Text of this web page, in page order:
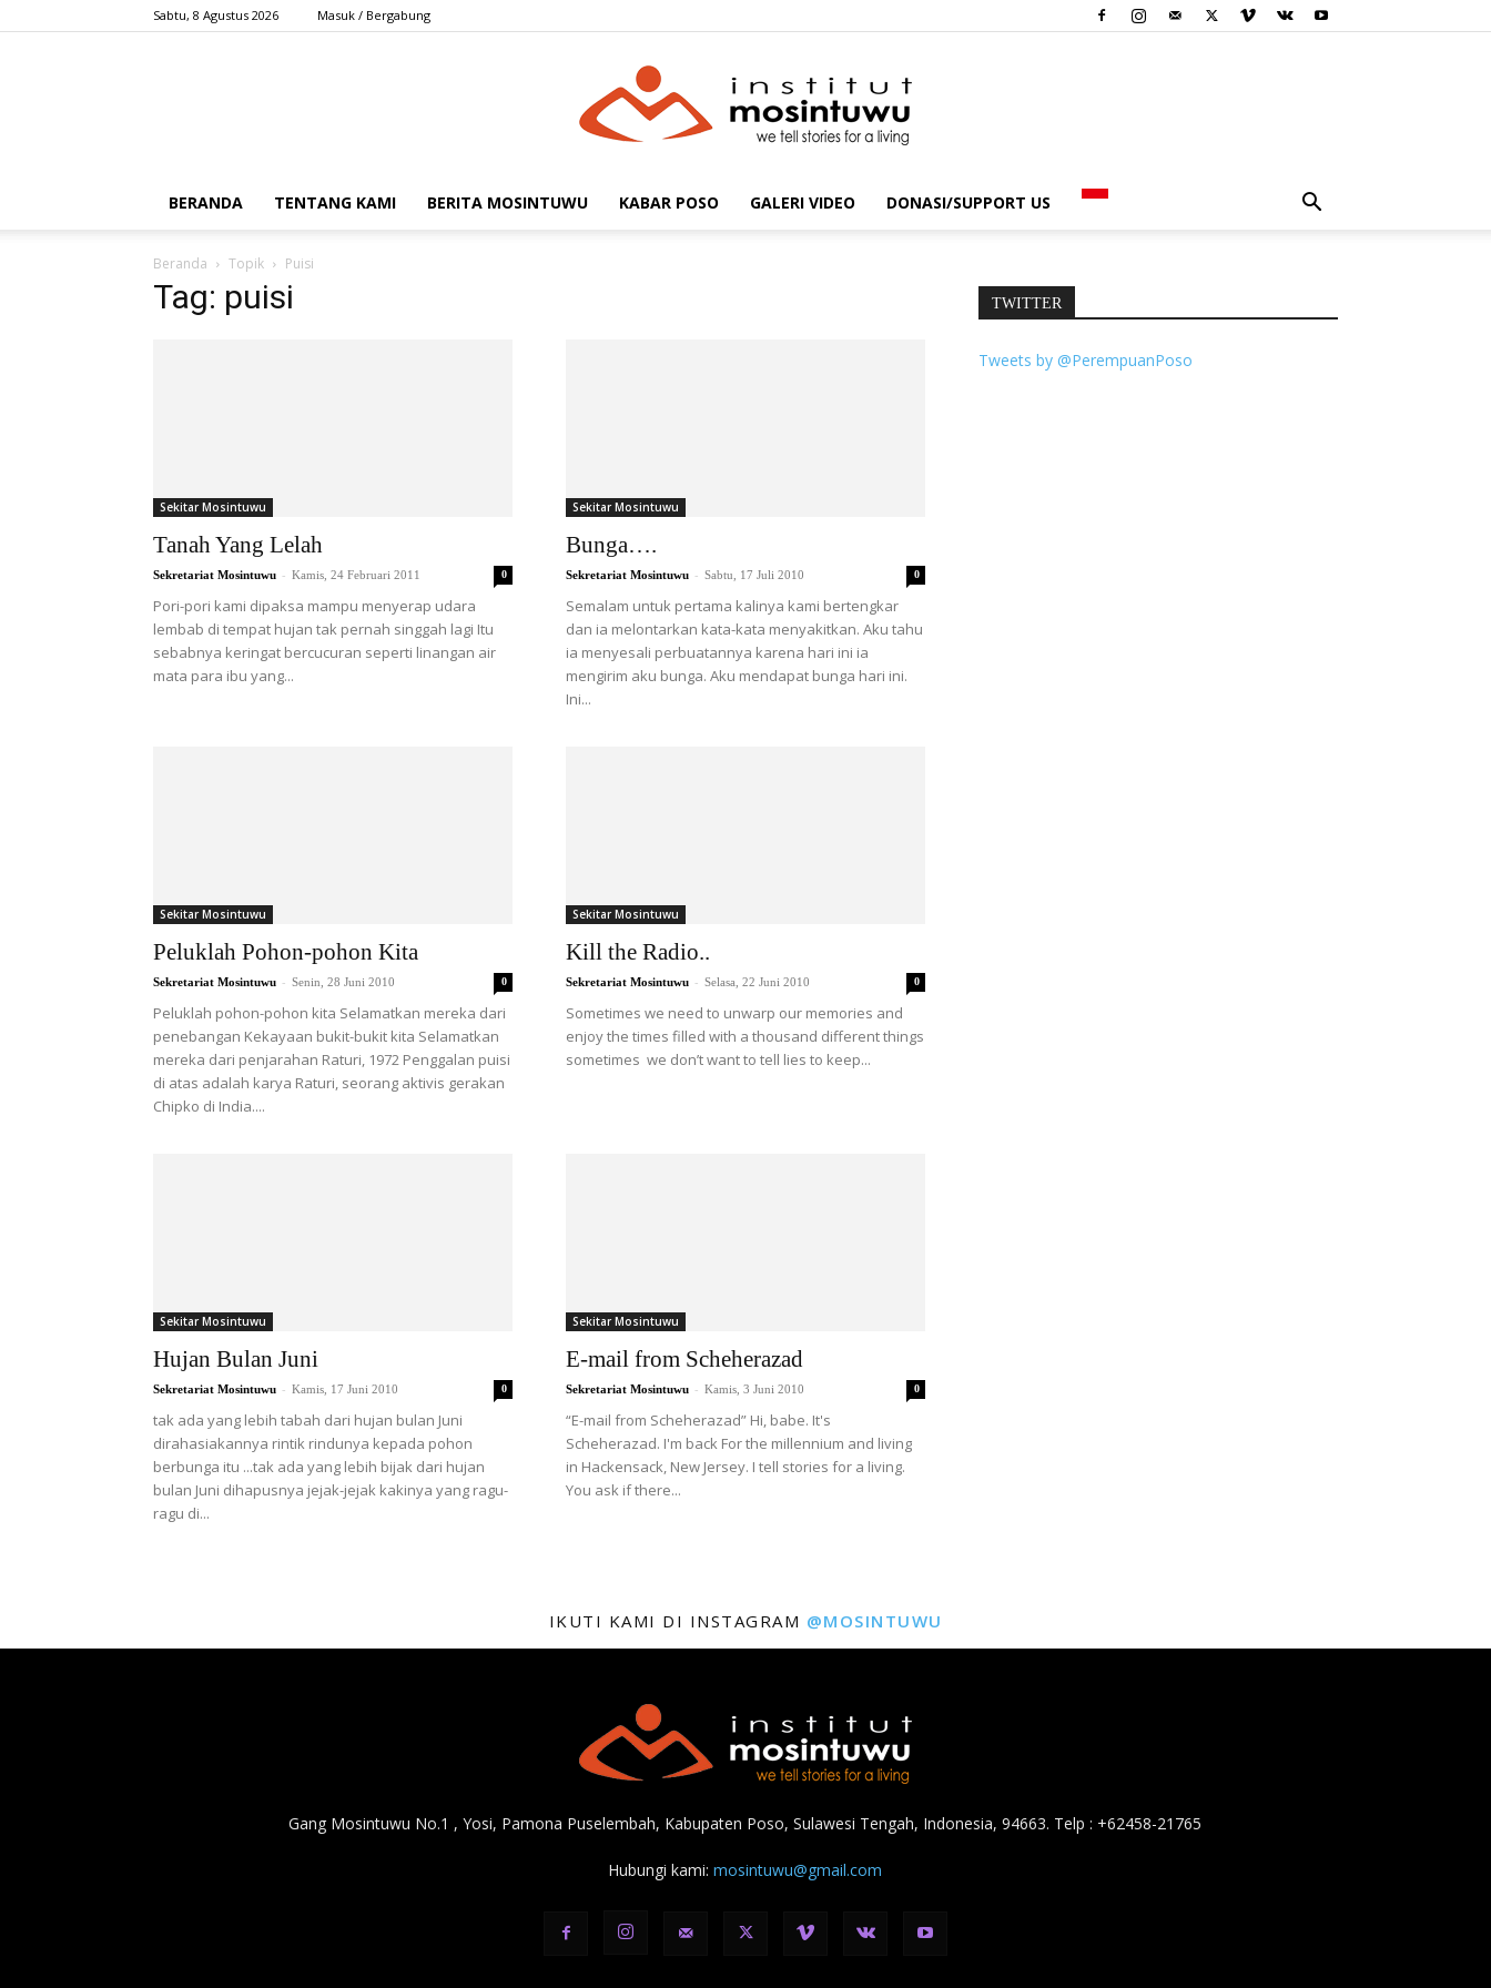
Sabtu, 8 Agustus 2026 Masuk / Bergabung
BERANDA TENTANG KAMI BERITA MOSINTUWU KABAR POSO GALERI VIDEO DONASI/SUPPORT US
Beranda Topik Puisi
Tag: puisi
Sekitar Mosintuwu
Tanah Yang Lelah
Sekretariat Mosintuwu - Kamis, 24 Februari 2011 0
Pori-pori kami dipaksa mampu menyerap udara
lembab di tempat hujan tak pernah singgah lagi Itu
sebabnya keringat bercucuran seperti linangan air
mata para ibu yang...
Sekitar Mosintuwu
Bunga….
Sekretariat Mosintuwu - Sabtu, 17 Juli 2010 0
Semalam untuk pertama kalinya kami bertengkar
dan ia melontarkan kata-kata menyakitkan. Aku tahu
ia menyesali perbuatannya karena hari ini ia
mengirim aku bunga. Aku mendapat bunga hari ini.
Ini...
Sekitar Mosintuwu
Peluklah Pohon-pohon Kita
Sekretariat Mosintuwu - Senin, 28 Juni 2010 0
Peluklah pohon-pohon kita Selamatkan mereka dari
penebangan Kekayaan bukit-bukit kita Selamatkan
mereka dari penjarahan Raturi, 1972 Penggalan puisi
di atas adalah karya Raturi, seorang aktivis gerakan
Chipko di India....
Sekitar Mosintuwu
Kill the Radio..
Sekretariat Mosintuwu - Selasa, 22 Juni 2010 0
Sometimes we need to unwarp our memories and
enjoy the times filled with a thousand different things
sometimes we don’t want to tell lies to keep...
Sekitar Mosintuwu
Hujan Bulan Juni
Sekretariat Mosintuwu - Kamis, 17 Juni 2010 0
tak ada yang lebih tabah dari hujan bulan Juni
dirahasiakannya rintik rindunya kepada pohon
berbunga itu ...tak ada yang lebih bijak dari hujan
bulan Juni dihapusnya jejak-jejak kakinya yang ragu-
ragu di...
Sekitar Mosintuwu
E-mail from Scheherazad
Sekretariat Mosintuwu - Kamis, 3 Juni 2010 0
“E-mail from Scheherazad” Hi, babe. It's
Scheherazad. I'm back For the millennium and living
in Hackensack, New Jersey. I tell stories for a living.
You ask if there...
TWITTER
Tweets by @PerempuanPoso
IKUTI KAMI DI INSTAGRAM @MOSINTUWU
Gang Mosintuwu No.1 , Yosi, Pamona Puselembah, Kabupaten Poso, Sulawesi Tengah, Indonesia, 94663. Telp : +62458-21765
Hubungi kami:mosintuwu@gmail.com